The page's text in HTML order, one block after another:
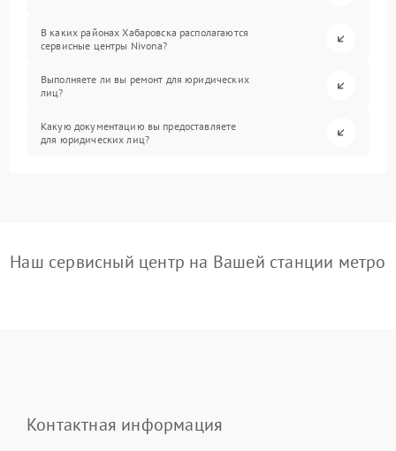
В каких районах Хабаровска располагаются
сервисные центры Nivona?
Выполняете ли вы ремонт для юридических
лиц?
Какую документацию вы предоставляете
для юридических лиц?
Наш сервисный центр на Вашей станции метро
Контактная информация